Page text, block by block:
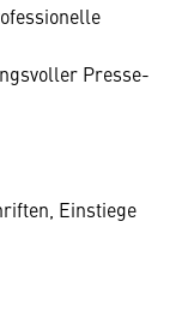
Presse-
Einstiege